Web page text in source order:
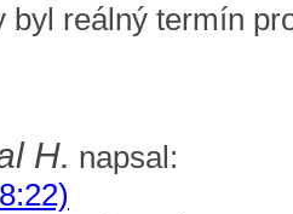
byl reálný termín
H. napsal: